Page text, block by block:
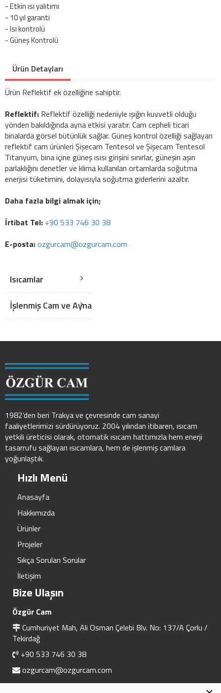
- Etkin ısı yalıtımı
- 10 yıl garanti
- Isı kontrolü
- Güneş Kontrolü
Ürün Detayları
Ürün Reflektif ek özelliğine sahiptir.
Reflektif: Reflektif özelliği nedeniyle ışığın kuvvetli olduğu
yönden bakıldığında ayna etkisi yaratır. Cam cepheli ticari
binalarda görsel bütünlük sağlar. Güneş kontrol özelliği sağlayan
reflektif cam ürünleri Şişecam Tentesol ve Şişecam Tentesol
Titanyum, bina içine güneş ısısı girişini sınırlar, güneşin aşırı
parlaklığını denetler ve klima kullanılan ortamlarda soğutma
enerjisi tüketimini, dolayısıyla soğutma giderlerini azaltır.
Daha fazla bilgi almak için;
İrtibat Tel: +90 533 746 30 38
E-posta:ozgurcam@ozgurcam.com
Isıcamlar
İşlenmiş Cam ve Ayna
1982’den beri Trakya ve çevresinde cam sanayi
faaliyetlerimizi sürdürüyoruz. 2004 yılından itibaren, ısıcam
yetkili üreticisi olarak, otomatik ısıcam hattımızla hem enerji
tasarrufu sağlayan ısıcamlara, hem de işlenmiş camlara
yoğunlaştık.
Hızlı Menü
Anasayfa
Hakkımızda
Ürünler
Projeler
Sıkça Sorulan Sorular
İletişim
Bize Ulaşın
Özgür Cam
Cumhuriyet Mah, Ali Osman Çelebi Blv. No: 137/A Çorlu /
Tekirdağ
+90 533 746 30 38
ozgurcam@ozgurcam.com